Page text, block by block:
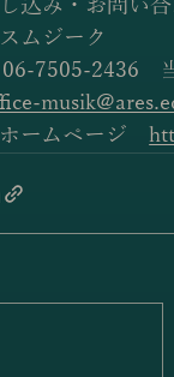
込み・お問い
ムジーク
7505-2436　
ホームページ